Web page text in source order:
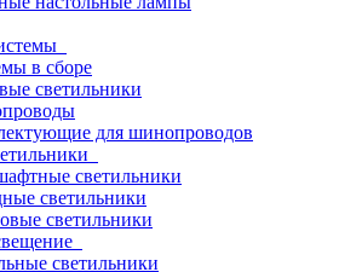
в сборе
светильники
для шинопроводов
светильники
светильники
светильники
светильники